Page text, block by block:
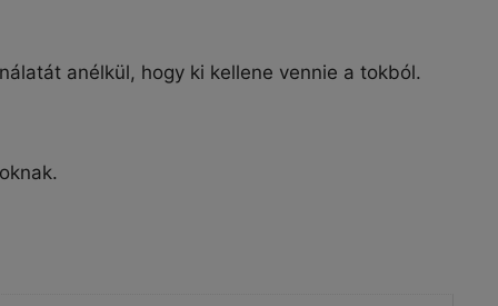
anélkül, hogy ki kellene vennie a tokból.